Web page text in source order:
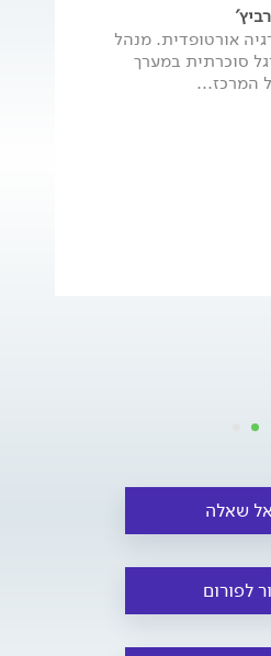
אורטופדית. מנהל
סוכרתית במערך
המרכז...
שאלה
לפורום